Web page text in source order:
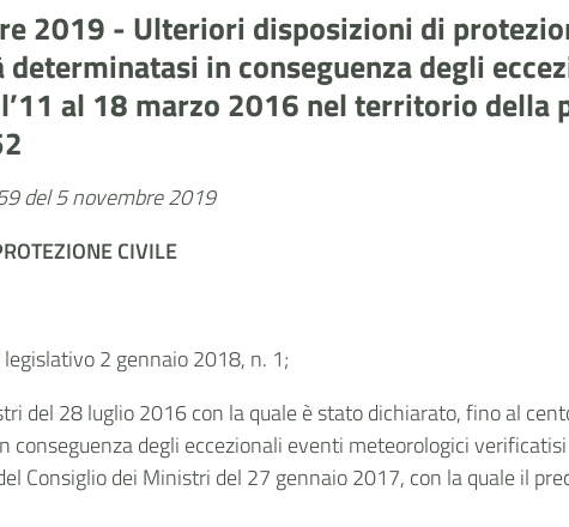
2019 - Ulteriori disposizioni di
in conseguenza degli
al 18 marzo 2016 nel territorio della
del 5 novembre 2019
CIVILE
2 gennaio 2018, n. 1;
del 28 luglio 2016 con la quale è stato dichiarato, fino al
conseguenza degli eccezionali eventi meteorologici
Consiglio dei Ministri del 27 gennaio 2017, con la quale il